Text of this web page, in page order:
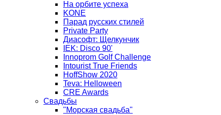
На орбите успеха
KONE
Парад русских стилей
Private Party
Диасофт: Щелкунчик
IEK: Disco 90'
Innoprom Golf Challenge
Intourist True Friends
HoffShow 2020
Teva: Helloween
CRE Awards
Свадьбы
"Морская свадьба"